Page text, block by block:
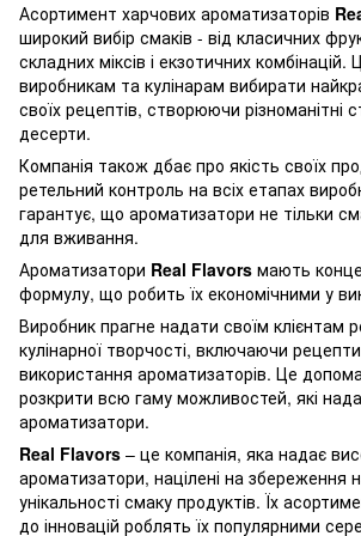
Асортимент харчових ароматизаторів
широкий вибір смаків - від класичних
складних міксів і екзотичних комбінацій.
виробникам та кулінарам вибирати
своїх рецептів, створюючи різноманітні
десерти.
Компанія також дбає про якість своїх
ретельний контроль на всіх етапах
гарантує, що ароматизатори не тільки
для вживання.
Ароматизатори Real Flavors мають
формулу, що робить їх економічними у
Виробник прагне надати своїм клієнтам
кулінарної творчості, включаючи рецепти
використання ароматизаторів. Це
розкрити всю гаму можливостей, які
ароматизатори.
Real Flavors – це компанія, яка надає
ароматизатори, націлені на збереження
унікальності смаку продуктів. Їх
до інновацій роблять їх популярними